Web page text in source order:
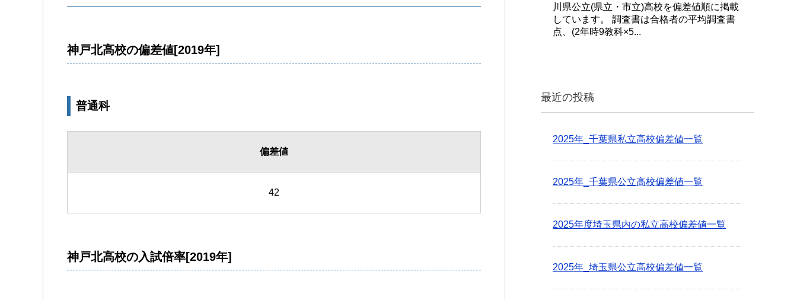
神戸北高校の偏差値[2019年]
普通科
偏差値
42
神戸北高校の入試倍率[2019年]
川県公立(県立・市立)高校を偏差値順に掲載
しています。 調査書は合格者の平均調査書
点、(2年時9教科×5...
最近の投稿
2025年_千葉県私立高校偏差値一覧
2025年_千葉県公立高校偏差値一覧
2025年度埼玉県内の私立高校偏差値一覧
2025年_埼玉県公立高校偏差値一覧